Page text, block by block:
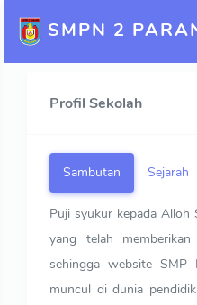
SMPN 2
Profil Sekolah
Sambutan Sejarah
Puji syukur kepada Alloh
yang telah
sehingga website
muncul di dunia